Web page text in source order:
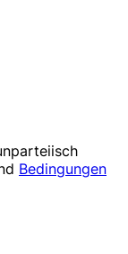
Bedingungen